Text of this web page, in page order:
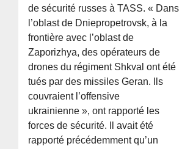
de sécurité russes à TASS. « Dans
l’oblast de Dniepropetrovsk, à la
frontière avec l’oblast de
Zaporizhya, des opérateurs de
drones du régiment Shkval ont été
tués par des missiles Geran. Ils
couvraient l’offensive
ukrainienne », ont rapporté les
forces de sécurité. Il avait été
rapporté précédemment qu’un